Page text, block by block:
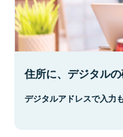
住所に、デジタルの
デジタルアドレスで入力